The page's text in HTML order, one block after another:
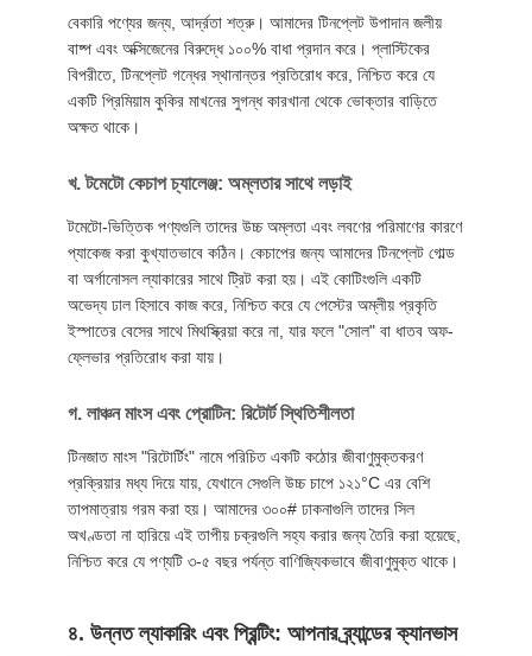
বেকারি পণ্যের জন্য, আর্দ্রতা শত্রু। আমাদের টিনপ্লেট উপাদান জলীয়
বাষ্প এবং অক্সিজেনের বিরুদ্ধে ১০০% বাধা প্রদান করে। প্লাস্টিকের
বিপরীতে, টিনপ্লেট গন্ধের স্থানান্তর প্রতিরোধ করে, নিশ্চিত করে যে
একটি প্রিমিয়াম কুকির মাখনের সুগন্ধ কারখানা থেকে ভোক্তার বাড়িতে
অক্ষত থাকে।
খ. টমেটো কেচাপ চ্যালেঞ্জ: অম্লতার সাথে লড়াই
টমেটো-ভিত্তিক পণ্যগুলি তাদের উচ্চ অম্লতা এবং লবণের পরিমাণের কারণে
প্যাকেজ করা কুখ্যাতভাবে কঠিন। কেচাপের জন্য আমাদের টিনপ্লেট গোল্ড
বা অর্গানোসল ল্যাকারের সাথে ট্রিট করা হয়। এই কোটিংগুলি একটি
অভেদ্য ঢাল হিসাবে কাজ করে, নিশ্চিত করে যে পেস্টের অম্লীয় প্রকৃতি
ইস্পাতের বেসের সাথে মিথস্ক্রিয়া করে না, যার ফলে "সোল" বা ধাতব অফ-
ফ্লেভার প্রতিরোধ করা যায়।
গ. লাঞ্চন মাংস এবং প্রোটিন: রিটোর্ট স্থিতিশীলতা
টিনজাত মাংস "রিটোর্টিং" নামে পরিচিত একটি কঠোর জীবাণুমুক্তকরণ
প্রক্রিয়ার মধ্য দিয়ে যায়, যেখানে সেগুলি উচ্চ চাপে ১২১°C এর বেশি
তাপমাত্রায় গরম করা হয়। আমাদের ৩০০# ঢাকনাগুলি তাদের সিল
অখণ্ডতা না হারিয়ে এই তাপীয় চক্রগুলি সহ্য করার জন্য তৈরি করা হয়েছে,
নিশ্চিত করে যে পণ্যটি ৩-৫ বছর পর্যন্ত বাণিজ্যিকভাবে জীবাণুমুক্ত থাকে।
৪. উন্নত ল্যাকারিং এবং প্রিন্টিং: আপনার ব্র্যান্ডের ক্যানভাস